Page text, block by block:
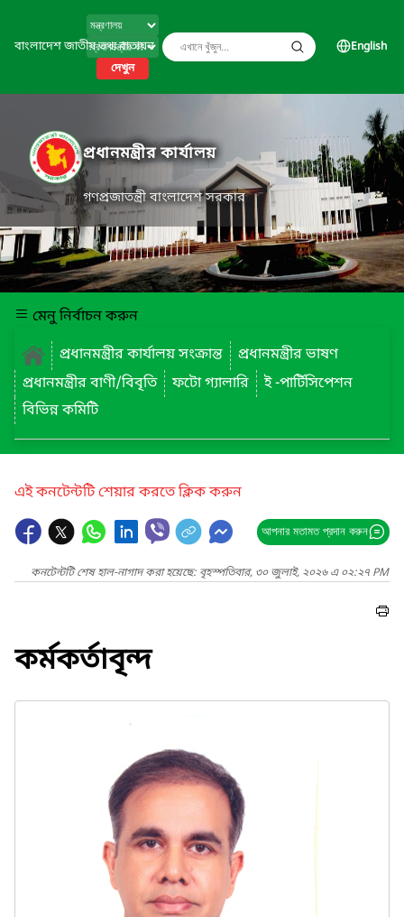
বাংলাদেশ জাতীয় তথ্য বাতায়ন
দেখুন
English
প্রধানমন্ত্রীর কার্যালয়
গণপ্রজাতন্ত্রী বাংলাদেশ সরকার
মেনু নির্বাচন করুন
প্রধানমন্ত্রীর কার্যালয় সংক্রান্ত
প্রধানমন্ত্রীর ভাষণ
প্রধানমন্ত্রীর বাণী/বিবৃতি
ফটো গ্যালারি
ই -পার্টিসিপেশন
বিভিন্ন কমিটি
এই কনটেন্টটি শেয়ার করতে ক্লিক করুন
আপনার মতামত প্রদান করুন
কনটেন্টটি শেষ হাল-নাগাদ করা হয়েছে: বৃহস্পতিবার, ৩০ জুলাই, ২০২৬ এ ০২:২৭ PM
কর্মকর্তাবৃন্দ